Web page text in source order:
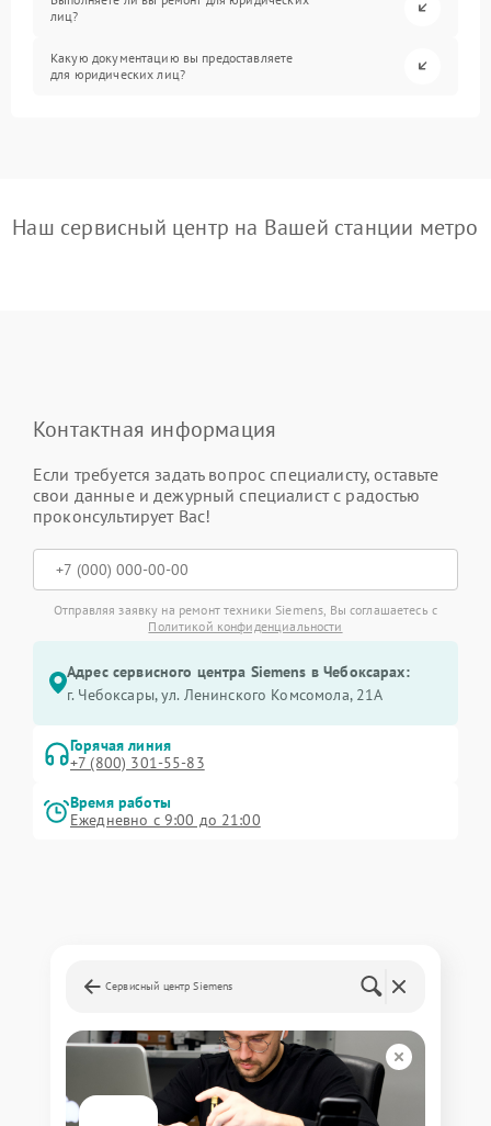
лиц?
Какую документацию вы предоставляете
для юридических лиц?
Наш сервисный центр на Вашей станции метро
Контактная информация
Если требуется задать вопрос специалисту, оставьте
свои данные и дежурный специалист с радостью
проконсультирует Вас!
Отправляя заявку на ремонт техники Siemens, Вы соглашаетесь с
Политикой конфиденциальности
Адрес сервисного центра Siemens в Чебоксарах:
г. Чебоксары, ул. Ленинского Комсомола, 21А
Горячая линия
+7 (800) 301-55-83
Время работы
Ежедневно с 9:00 до 21:00
Сервисный центр Siemens